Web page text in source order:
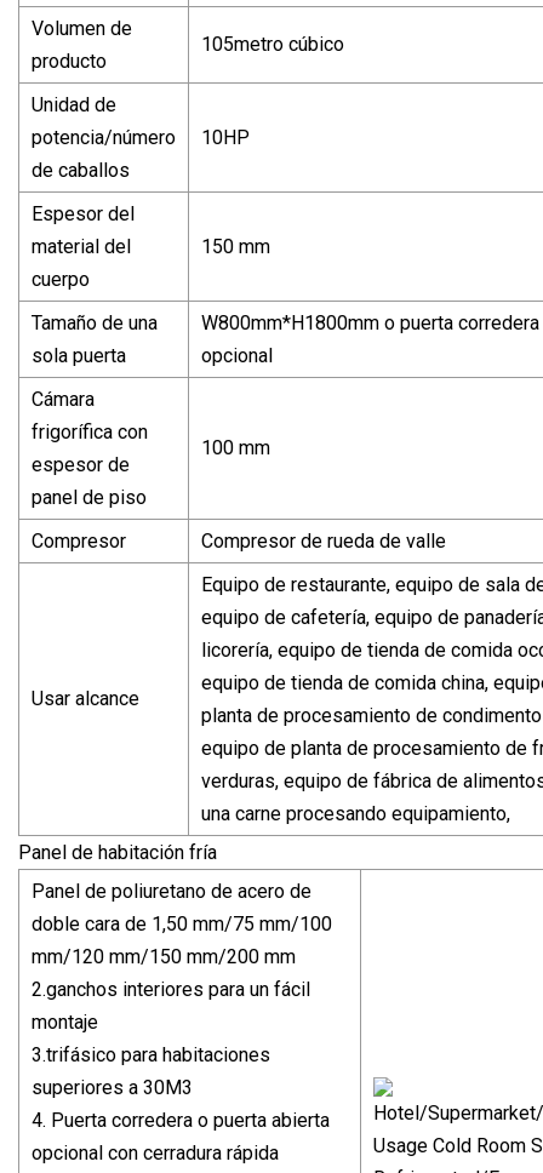
Volumen de
producto
105metro cúbico
Unidad de
potencia/número
de caballos
10HP
Espesor del
material del
cuerpo
150 mm
Tamaño de una
sola puerta
W800mm*H1800mm o puerta
opcional
Cámara
frigorífica con
espesor de
panel de piso
100 mm
Compresor Compresor de rueda de valle
Usar alcance
Equipo de restaurante, equipo de sala
equipo de cafetería, equipo de
licorería, equipo de tienda de comida
equipo de tienda de comida china,
planta de procesamiento de
equipo de planta de procesamiento de
verduras, equipo de fábrica de
una carne procesando equipamiento,
Panel de habitación fría
Panel de poliuretano de acero de
doble cara de 1,50 mm/75 mm/100
mm/120 mm/150 mm/200 mm
2.ganchos interiores para un fácil
montaje
3.trifásico para habitaciones
superiores a 30M3
4. Puerta corredera o puerta abierta
opcional con cerradura rápida